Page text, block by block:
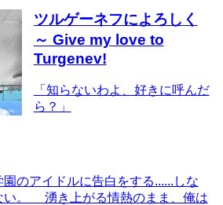
ツルゲーネフによろしく
～ Give my love to
Turgenev!
「知らないわよ、好きに呼んだ
ら？」
のアイドルに告白をする......しな
い。 湧き上がる情熱のまま、俺は